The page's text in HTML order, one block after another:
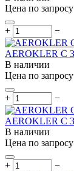
Цена по запросу
+ −
AEROKLER C
В наличии
Цена по запросу
+ −
AEROKLER C
В наличии
Цена по запросу
+ −